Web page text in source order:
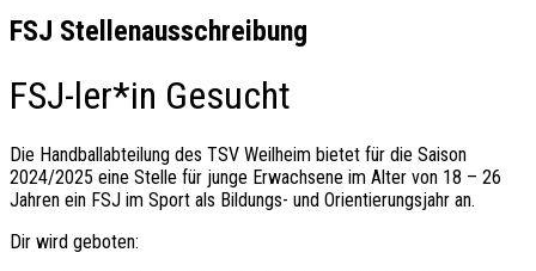
FSJ Stellenausschreibung
FSJ-ler*in Gesucht
Die Handballabteilung des TSV Weilheim bietet für die Saison
2024/2025 eine Stelle für junge Erwachsene im Alter von 18 – 26
Jahren ein FSJ im Sport als Bildungs- und Orientierungsjahr an.
Dir wird geboten: